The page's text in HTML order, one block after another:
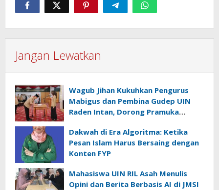
Jangan Lewatkan
Wagub Jihan Kukuhkan Pengurus
Mabigus dan Pembina Gudep UIN
Raden Intan, Dorong Pramuka
Dakwah di Era Algoritma: Ketika
Pesan Islam Harus Bersaing dengan
Konten FYP
Mahasiswa UIN RIL Asah Menulis
Opini dan Berita Berbasis AI di JMSI